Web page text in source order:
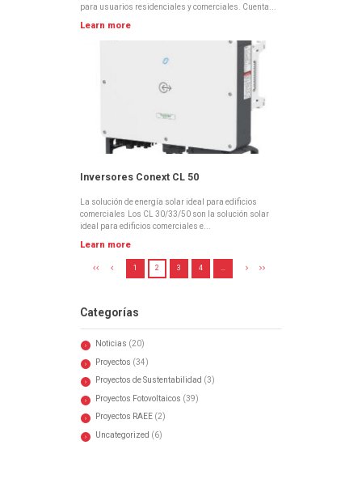
para usuarios residenciales y comerciales. Cuenta...
Learn more
Inversores Conext CL 50
La solución de energía solar ideal para edificios
comerciales Los CL 30/33/50 son la solución solar
ideal para edificios comerciales e...
Learn more
1 2 3 4 …
Categorías
Noticias (20)
Proyectos (34)
Proyectos de Sustentabilidad (3)
Proyectos Fotovoltaicos (39)
Proyectos RAEE(2)
Uncategorized (6)